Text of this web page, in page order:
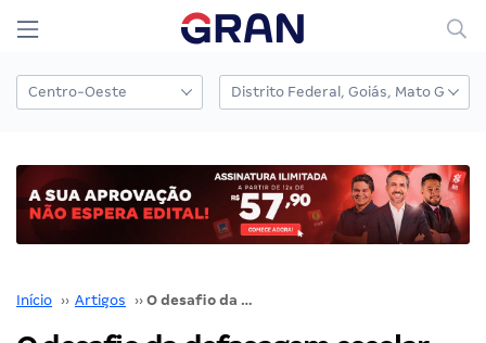
Início ›› Artigos ›› O desafio da defasagem escolar